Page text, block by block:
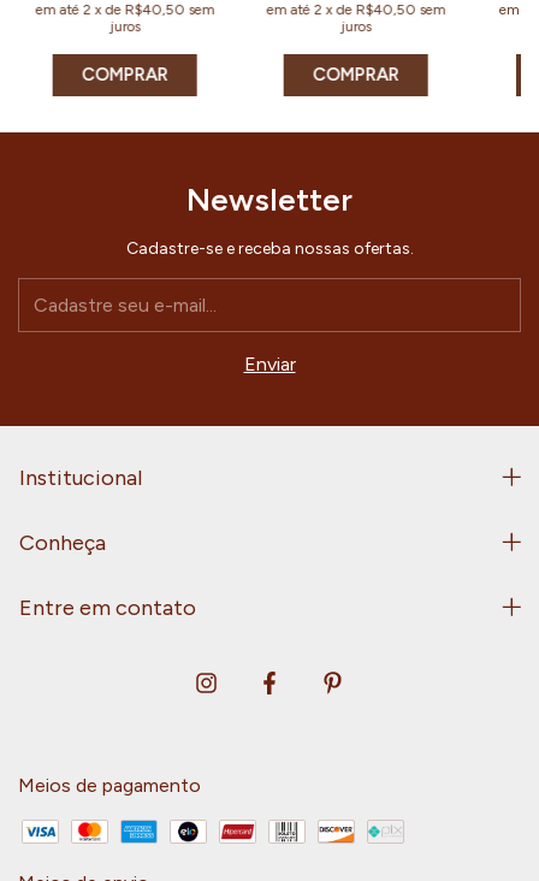
em até 2 xde R$40,50 sem
juros
COMPRAR
em até 2 xde R$40,50 sem
juros
COMPRAR
em
Newsletter
Cadastre-se e receba nossas ofertas.
Institucional
Conheça
Entre em contato
Meios de pagamento